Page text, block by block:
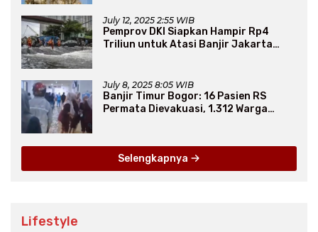
July 12, 2025 2:55 WIB
Pemprov DKI Siapkan Hampir Rp4
Triliun untuk Atasi Banjir Jakarta
July 8, 2025 8:05 WIB
Banjir Timur Bogor: 16 Pasien RS
Permata Dievakuasi, 1.312 Warga
Selengkapnya
Lifestyle